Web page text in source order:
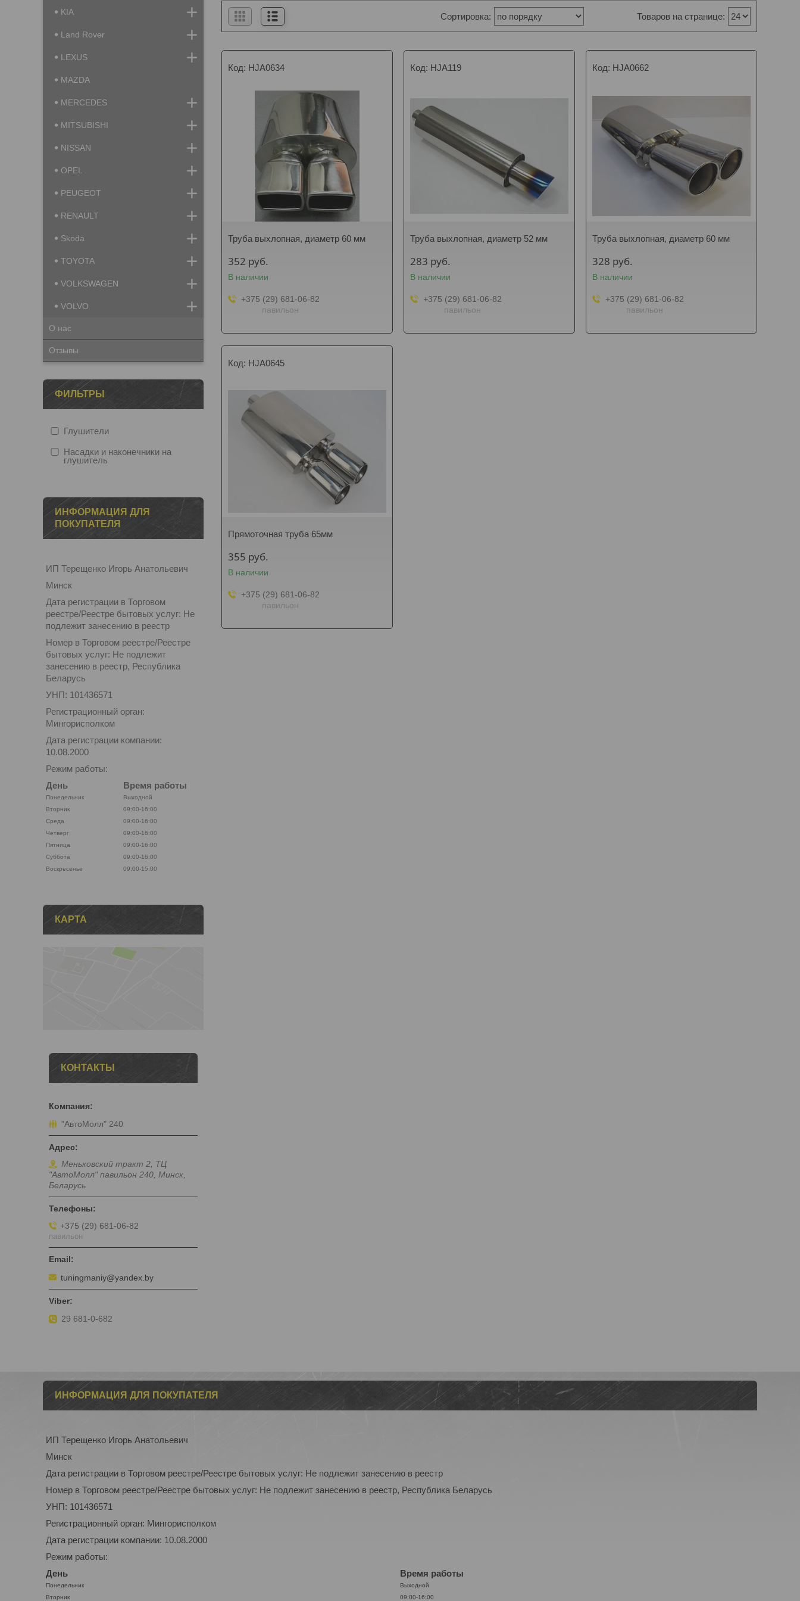
HJA0634
Труба выхлопная, диаметр 60 мм
352 руб.
В наличии
+375 (29) 681-06-82
павильон
HJA119
Труба выхлопная, диаметр 52 мм
283 руб.
В наличии
+375 (29) 681-06-82
павильон
HJA0662
Труба выхлопная, диаметр 60 мм
328 руб.
В наличии
+375 (29) 681-06-82
павильон
HJA0645
Прямоточная труба 65мм
355 руб.
В наличии
+375 (29) 681-06-82
павильон
KIA
Land Rover
LEXUS
MAZDA
MERCEDES
MITSUBISHI
NISSAN
OPEL
PEUGEOT
RENAULT
Skoda
TOYOTA
VOLKSWAGEN
VOLVO
О нас
Отзывы
ФИЛЬТРЫ
Глушители
Насадки и наконечники на
глушитель
ИНФОРМАЦИЯ ДЛЯ
ПОКУПАТЕЛЯ
ИП Терещенко Игорь Анатольевич
Минск
Дата регистрации в Торговом
реестре/Реестре бытовых услуг: Не
подлежит занесению в реестр
Номер в Торговом реестре/Реестре
бытовых услуг: Не подлежит
занесению в реестр, Республика
Беларусь
УНП: 101436571
Регистрационный орган:
Мингорисполком
Дата регистрации компании:
10.08.2000
Режим работы:
День
Время работы
Понедельник
Выходной
Вторник
09:00-16:00
Среда
09:00-16:00
Четверг
09:00-16:00
Пятница
09:00-16:00
Суббота
09:00-16:00
Воскресенье
09:00-15:00
КАРТА
КОНТАКТЫ
"АвтоМолл" 240
Меньковский тракт 2, ТЦ
"АвтоМолл" павильон 240, Минск,
Беларусь
+375 (29) 681-06-82
павильон
tuningmaniy@yandex.by
29 681-0-682
ИНФОРМАЦИЯ ДЛЯ ПОКУПАТЕЛЯ
ИП Терещенко Игорь Анатольевич
Минск
Дата регистрации в Торговом реестре/Реестре бытовых услуг: Не подлежит занесению в реестр
Номер в Торговом реестре/Реестре бытовых услуг: Не подлежит занесению в реестр, Республика Беларусь
УНП: 101436571
Регистрационный орган: Мингорисполком
Дата регистрации компании: 10.08.2000
Режим работы:
День
Время работы
Понедельник
Выходной
Вторник
09:00-16:00